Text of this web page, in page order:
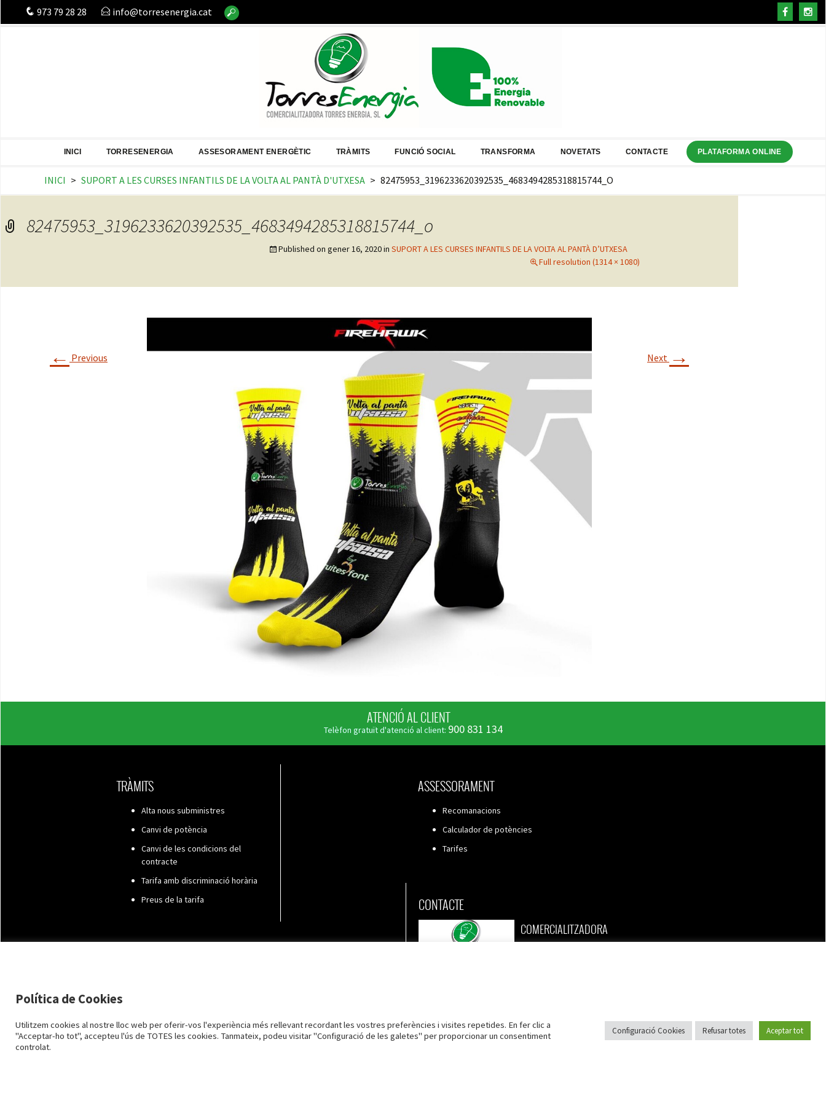
Buscar:
973 79 28 28 info@torresenergia.cat
INICI TORRESENERGIA ASSESORAMENT ENERGÈTIC TRÀMITS FUNCIÓ SOCIAL TRANSFORMA NOVETATS CONTACTE PLATAFORMA ONLINE
INICI > SUPORT A LES CURSES INFANTILS DE LA VOLTA AL PANTÀ D'UTXESA > 82475953_3196233620392535_4683494285318815744_O
82475953_3196233620392535_4683494285318815744_o
Published on gener 16, 2020in SUPORT A LES CURSES INFANTILS DE LA VOLTA AL PANTÀ D’UTXESA
Full resolution (1314 × 1080)
← Previous Next →
ATENCIÓ AL CLIENT
Telèfon gratuït d'atenció al client: 900 831 134
TRÀMITS
Alta nous subministres
Canvi de potència
Canvi de les condicions del
contracte
Tarifa amb discriminació horària
Preus de la tarifa
ASSESSORAMENT
Recomanacions
Calculador de potències
Tarifes
CONTACTE
COMERCIALITZADORA
Política de Cookies
Utilitzem cookies al nostre lloc web per oferir-vos l'experiència més rellevant recordant les vostres preferències i visites repetides. En fer clic a
"Acceptar-ho tot", accepteu l'ús de TOTES les cookies. Tanmateix, podeu visitar "Configuració de les galetes" per proporcionar un consentiment
controlat.
Configuració Cookies Refusar totes Aceptar tot